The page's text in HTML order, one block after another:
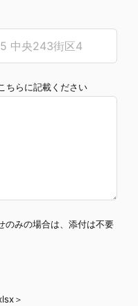
ちらに記載ください
のみの場合は、添付は不要
＞